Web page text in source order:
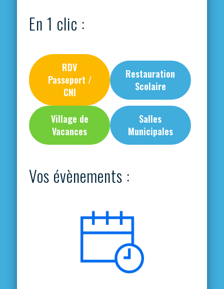
En 1 clic :
RDV
Passeport /
CNI
Restauration
Scolaire
Village de
Vacances
Salles
Municipales
Vos évènements :